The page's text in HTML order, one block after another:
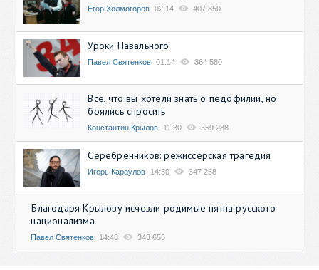
Егор Холмогоров 02:14 407 850
Уроки Навального
Павел Святенков 01:14 364 580
Всё, что вы хотели знать о педофилии, но
боялись спросить
Константин Крылов 11:30 359 288
Серебренников: режиссерская трагедия
Игорь Караулов 14:50 347 258
Благодаря Крылову исчезли родимые пятна русского
национализма
Павел Святенков 14:48 343 656